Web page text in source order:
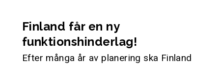
Finland får en ny
funktionshinderlag!
Efter många år av planering ska Finland